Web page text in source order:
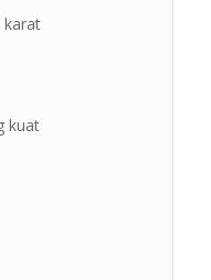
karat
kuat